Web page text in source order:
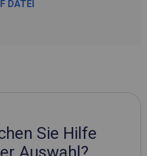
DATEI
Sie Hilfe